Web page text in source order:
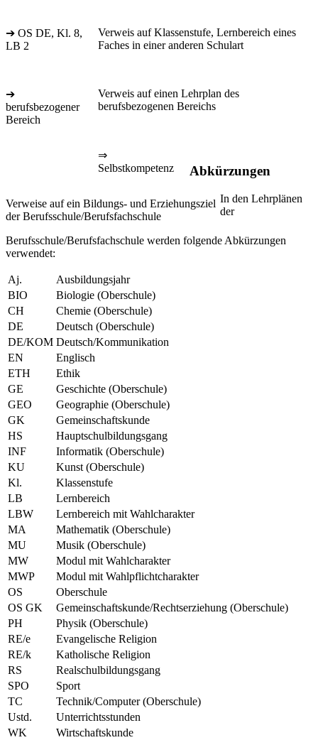
➔ OS DE, Kl. 8,
LB 2
Verweis auf Klassenstufe, Lernbereich eines
Faches in einer anderen Schulart
➔
berufsbezogener
Bereich
Verweis auf einen Lehrplan des
berufsbezogenen Bereichs
⇒
Selbstkompetenz
Verweise auf ein Bildungs- und Erziehungsziel
der Berufsschule/Berufsfachschule
Abkürzungen
In den Lehrplänen
der
Berufsschule/Berufsfachschule werden folgende Abkürzungen
verwendet:
Aj.
Ausbildungsjahr
BIO
Biologie (Oberschule)
CH
Chemie (Oberschule)
DE
Deutsch (Oberschule)
DE/KOM Deutsch/Kommunikation
EN
Englisch
ETH
Ethik
GE
Geschichte (Oberschule)
GEO
Geographie (Oberschule)
GK
Gemeinschaftskunde
HS
Hauptschulbildungsgang
INF
Informatik (Oberschule)
KU
Kunst (Oberschule)
Kl.
Klassenstufe
LB
Lernbereich
LBW
Lernbereich mit Wahlcharakter
MA
Mathematik (Oberschule)
MU
Musik (Oberschule)
MW
Modul mit Wahlcharakter
MWP
Modul mit Wahlpflichtcharakter
OS
Oberschule
OS GK
Gemeinschaftskunde/Rechtserziehung (Oberschule)
PH
Physik (Oberschule)
RE/e
Evangelische Religion
RE/k
Katholische Religion
RS
Realschulbildungsgang
SPO
Sport
TC
Technik/Computer (Oberschule)
Ustd.
Unterrichtsstunden
WK
Wirtschaftskunde